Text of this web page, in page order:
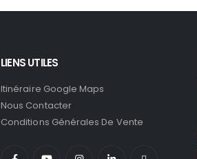
LIENS UTILES
Itinéraire Google Maps
Nous Contacter
Conditions Générales De Vente